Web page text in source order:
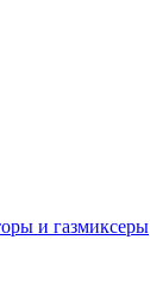
и газмиксеры